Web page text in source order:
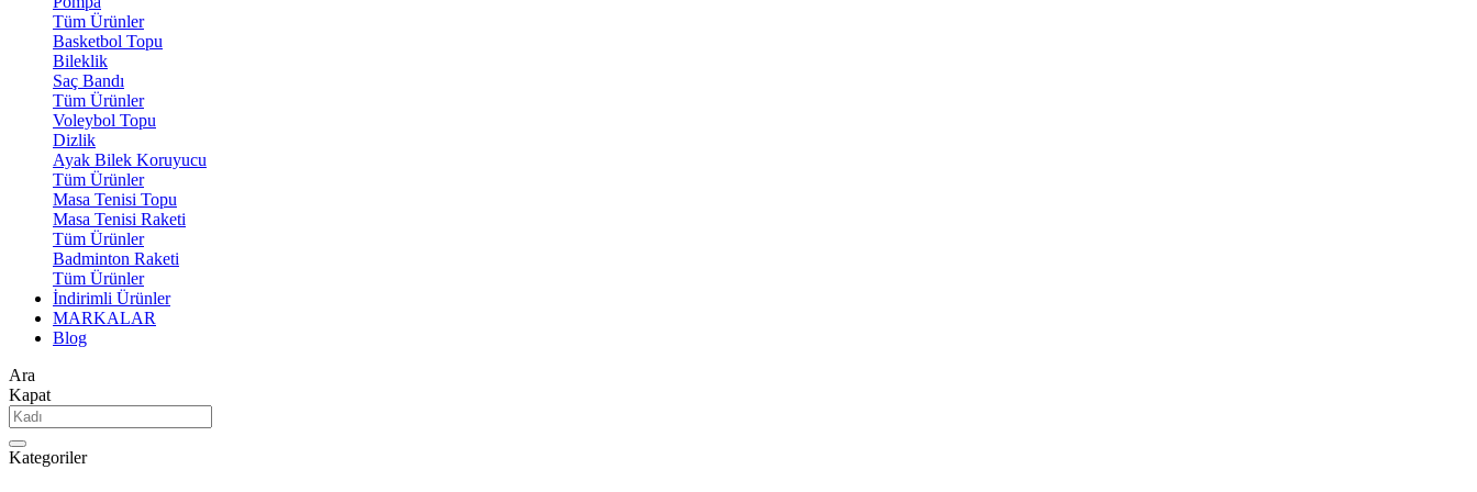
Tüm Ürünler
Basketbol Topu
Bileklik
Saç Bandı
Tüm Ürünler
Voleybol Topu
Dizlik
Ayak Bilek Koruyucu
Tüm Ürünler
Masa Tenisi Topu
Masa Tenisi Raketi
Tüm Ürünler
Badminton Raketi
Tüm Ürünler
İndirimli Ürünler
MARKALAR
Blog
Ara
Kapat
Kategoriler